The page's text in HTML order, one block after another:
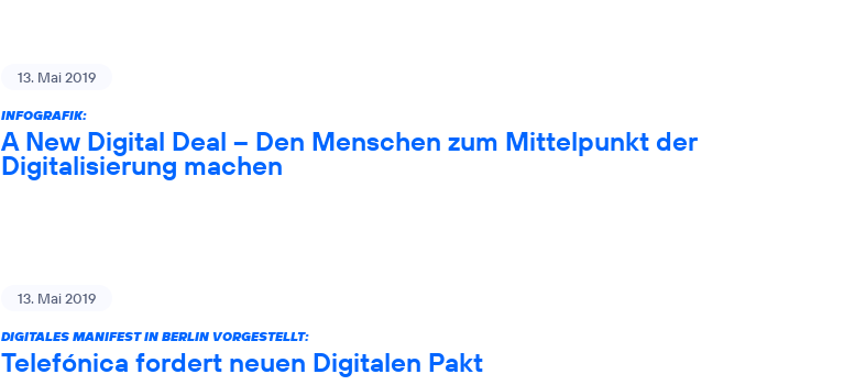
13. Mai 2019
INFOGRAFIK:
A New Digital Deal – Den Menschen zum Mittelpunkt der
Digitalisierung machen
13. Mai 2019
DIGITALES MANIFEST IN BERLIN VORGESTELLT:
Telefónica fordert neuen Digitalen Pakt